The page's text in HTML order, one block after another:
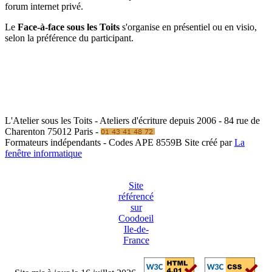
forum internet privé.
Le Face-à-face sous les Toits s'organise en présentiel ou en visio,
selon la préférence du participant.
L'Atelier sous les Toits - Ateliers d'écriture depuis 2006 - 84 rue de
Charenton 75012 Paris -
Formateurs indépendants - Codes APE 8559B Site créé parLa
fenêtre informatique
Site
référencé
sur
Coodoeil
Ile-de-
France